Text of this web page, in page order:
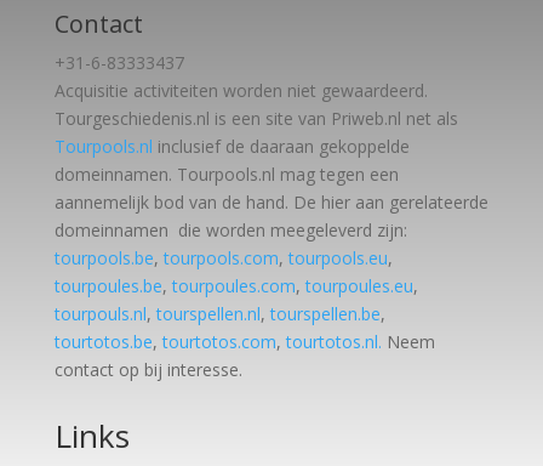
Contact
+31-6-83333437
Acquisitie activiteiten worden niet gewaardeerd.
Tourgeschiedenis.nl is een site van Priweb.nl net als
Tourpools.nl inclusief de daaraan gekoppelde
domeinnamen. Tourpools.nl mag tegen een
aannemelijk bod van de hand. De hier aan gerelateerde
domeinnamen die worden meegeleverd zijn:
tourpools.be,tourpools.com,tourpools.eu,
tourpoules.be,tourpoules.com,tourpoules.eu,
tourpouls.nl,tourspellen.nl,tourspellen.be,
tourtotos.be,tourtotos.com,tourtotos.nl. Neem
contact op bij interesse.
Links